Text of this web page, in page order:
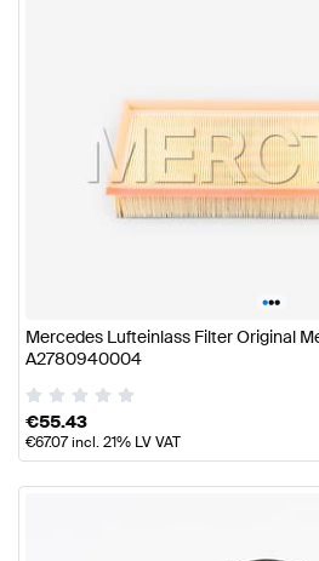
•••
Mercedes Lufteinlass Filter Original
A2780940004
€55.43
€67.07incl. 21% LV VAT